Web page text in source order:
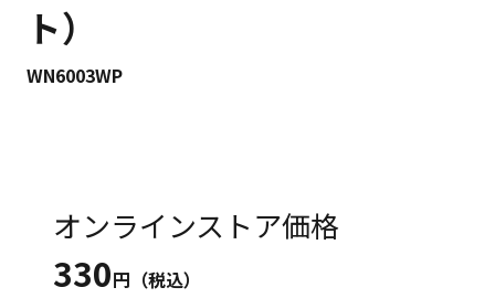
ト）
WN6003WP
オンラインストア価格
330円（税込）